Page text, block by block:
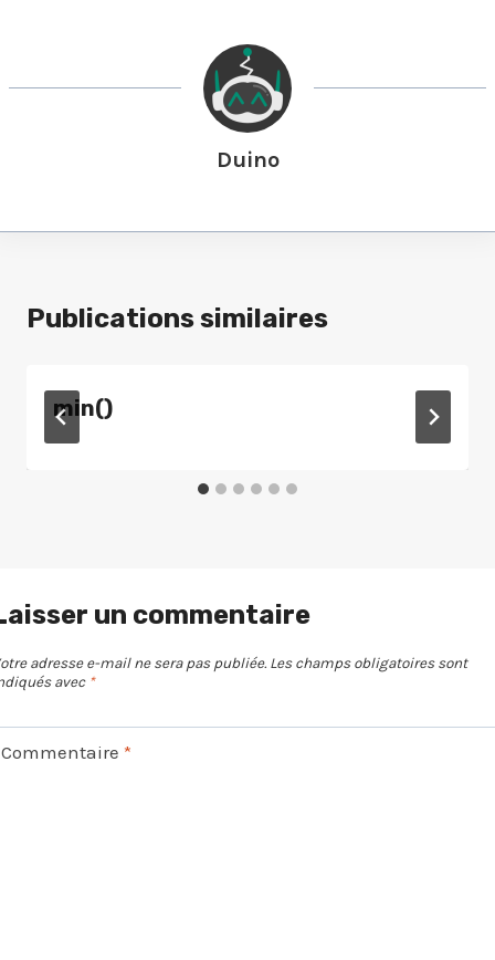
Duino
Publications similaires
min()
un commentaire
adresse e-mail ne sera pas publiée. Les champs obligatoires sont
avec *
Commentaire *